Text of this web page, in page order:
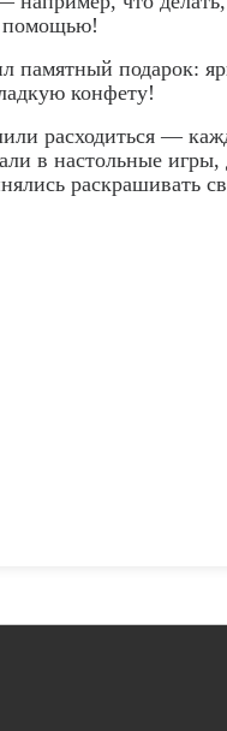
помощью!
памятный подарок:
конфету!
расходиться —
в настольные игры,
раскрашивать